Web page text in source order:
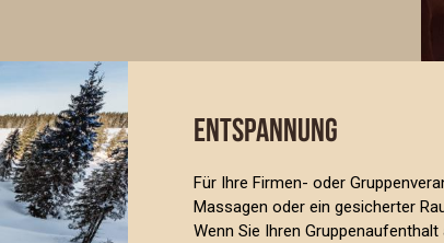
ENTSPANNUNG
Für Ihre Firmen- oder
Massagen oder ein gesicherter
Wenn Sie Ihren